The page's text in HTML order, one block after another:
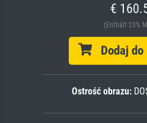
€
(Enthält 23%
Dodaj
Ostrość obrazu: